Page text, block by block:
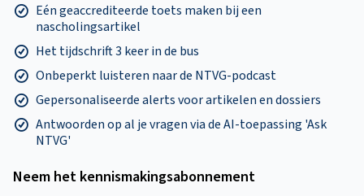
Eén geaccrediteerde toets maken bij een
nascholingsartikel
Het tijdschrift 3 keer in de bus
Onbeperkt luisteren naar de NTVG-podcast
Gepersonaliseerde alerts voor artikelen en dossiers
Antwoorden op al je vragen via de AI-toepassing 'Ask
NTVG'
Neem het kennismakings­abonnement